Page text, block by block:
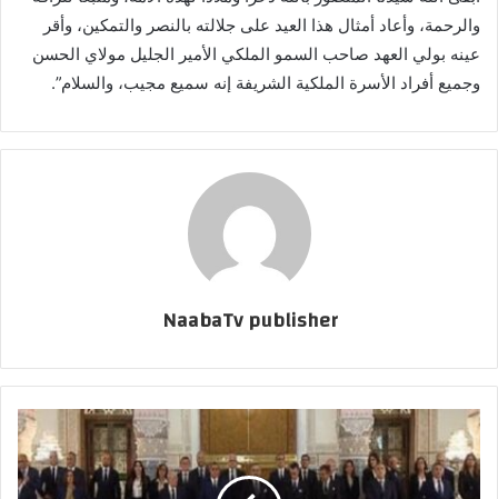
والرحمة، وأعاد أمثال هذا العيد على جلالته بالنصر والتمكين، وأقر
عينه بولي العهد صاحب السمو الملكي الأمير الجليل مولاي الحسن
وجميع أفراد الأسرة الملكية الشريفة إنه سميع مجيب، والسلام”.
NaabaTv publisher